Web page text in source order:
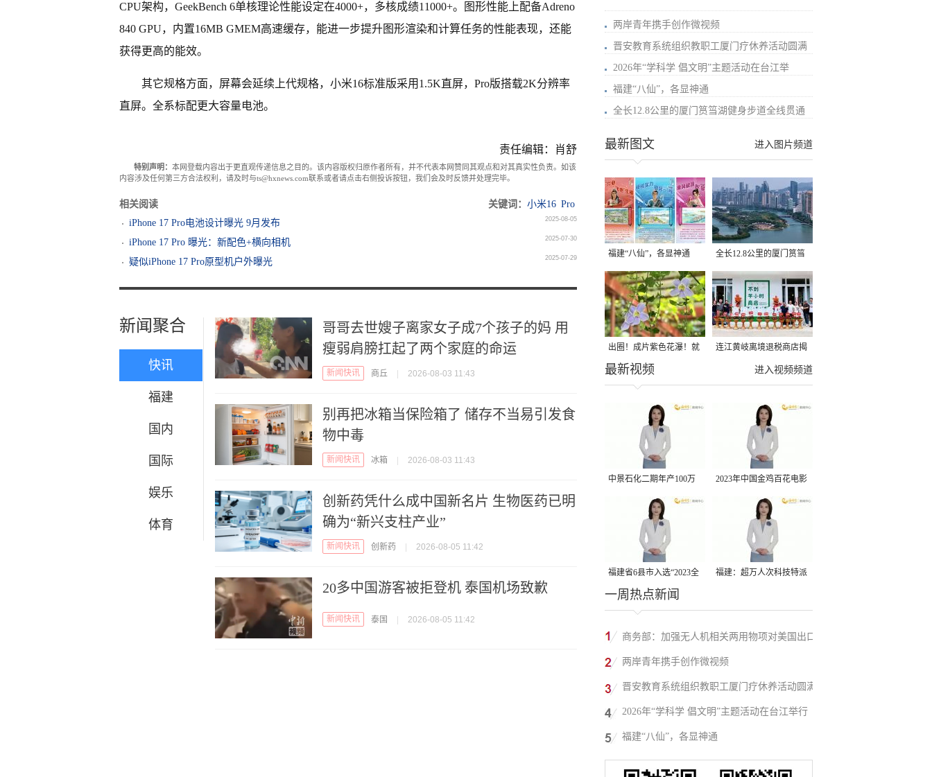
CPU架构，GeekBench 6单核理论性能设定在4000+，多核成绩11000+。图形性能上配备Adreno
840 GPU，内置16MB GMEM高速缓存，能进一步提升图形渲染和计算任务的性能表现，还能
获得更高的能效。
其它规格方面，屏幕会延续上代规格，小米16标准版采用1.5K直屏，Pro版搭载2K分辨率
直屏。全系标配更大容量电池。
责任编辑：肖舒
特别声明： 本网登载内容出于更直观传递信息之目的。该内容版权归原作者所有，并不代表本网赞同其观点和对其真实性负责。如该
内容涉及任何第三方合法权利，请及时与ts@hxnews.com联系或者请点击右侧投诉按钮，我们会及时反馈并处理完毕。
相关阅读 关键词： 小米16 Pro
iPhone 17 Pro电池设计曝光 9月发布
2025-08-05
iPhone 17 Pro 曝光：新配色+横向相机 2025-07-30
疑似iPhone 17 Pro原型机户外曝光 2025-07-29
新闻聚合
快讯
福建
国内
国际
娱乐
体育
哥哥去世嫂子离家女子成7个孩子的妈 用
瘦弱肩膀扛起了两个家庭的命运
新闻快讯 商丘 2026-08-03 11:43
别再把冰箱当保险箱了 储存不当易引发食
物中毒
新闻快讯 冰箱 2026-08-03 11:43
创新药凭什么成中国新名片 生物医药已明
确为“新兴支柱产业”
新闻快讯 创新药 2026-08-05 11:42
20多中国游客被拒登机 泰国机场致歉
新闻快讯 泰国 2026-08-05 11:42
两岸青年携手创作微视频
晋安教育系统组织教职工厦门疗休养活动圆满
2026年“学科学 倡文明”主题活动在台江举
福建“八仙”，各显神通
全长12.8公里的厦门筼筜湖健身步道全线贯通
进入图片频道
最新图文
福建“八仙”，各显神通 全长12.8公里的厦门筼筜
湖健身步道全线贯通
出圈！成片紫色花瀑！就
在光明港公园
连江黄岐离境退税商店揭
进入视频频道
最新视频
中景石化二期年产100万
吨丙烷脱氢项目建成中交
2023年中国金鸡百花电影
节有福电影巡展31日启动
福建省6县市入选“2023全
国县域发展潜力百强县”
福建：超万人次科技特派
一周热点新闻
商务部：加强无人机相关两用物项对美国出口
管制
两岸青年携手创作微视频
晋安教育系统组织教职工厦门疗休养活动圆满
举行
2026年“学科学 倡文明”主题活动在台江举行
福建“八仙”，各显神通